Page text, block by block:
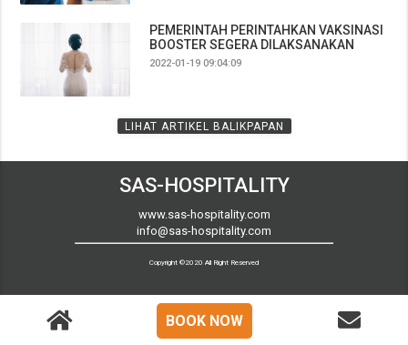
PEMERINTAH PERINTAHKAN VAKSINASI
BOOSTER SEGERA DILAKSANAKAN
2022-01-19 09:04:09
LIHAT ARTIKEL BALIKPAPAN
SAS-HOSPITALITY
www.sas-hospitality.com
info@sas-hospitality.com
Copyright ©2020 All Right Reserved
BOOK NOW